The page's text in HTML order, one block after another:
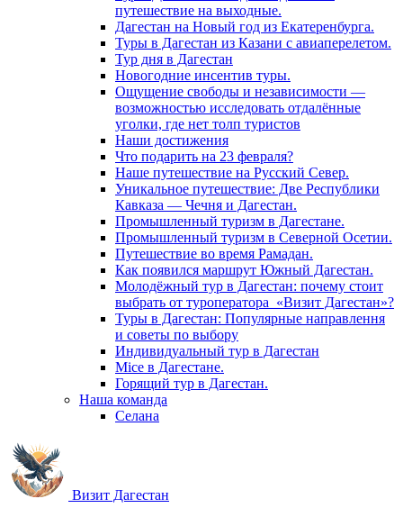
путешествие на выходные.
Дагестан на Новый год из Екатеренбурга.
Туры в Дагестан из Казани с авиаперелетом.
Тур дня в Дагестан
Новогодние инсентив туры.
Ощущение свободы и независимости —
возможностью исследовать отдалённые
уголки, где нет толп туристов
Наши достижения
Что подарить на 23 февраля?
Наше путешествие на Русский Север.
Уникальное путешествие: Две Республики
Кавказа — Чечня и Дагестан.
Промышленный туризм в Дагестане.
Промышленный туризм в Северной Осетии.
Путешествие во время Рамадан.
Как появился маршрут Южный Дагестан.
Молодёжный тур в Дагестан: почему стоит
выбрать от туроператора «Визит Дагестан»?
Туры в Дагестан: Популярные направлення
и советы по выбору
Индивидуальный тур в Дагестан
Mice в Дагестане.
Горящий тур в Дагестан.
Наша команда
Селана
Визит Дагестан